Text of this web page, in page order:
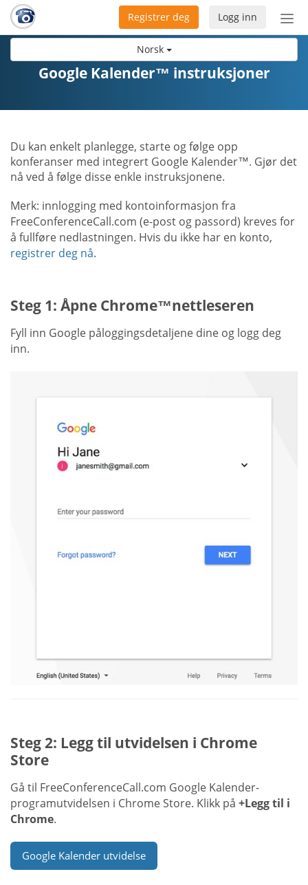
Norsk
Bytt
Logg inn
Registrer deg
Google Kalender™ instruksjoner
Du kan enkelt planlegge, starte og følge opp
konferanser med integrert Google Kalender™. Gjør det
nå ved å følge disse enkle instruksjonene.
Merk: innlogging med kontoinformasjon fra
FreeConferenceCall.com (e-post og passord) kreves for
å fullføre nedlastningen. Hvis du ikke har en konto,
registrer deg nå.
Steg 1: Åpne Chrome™nettleseren
Fyll inn Google påloggingsdetaljene dine og logg deg
inn.
Steg 2: Legg til utvidelsen i Chrome
Store
Gå til FreeConferenceCall.com Google Kalender-
programutvidelsen i Chrome Store. Klikk på +Legg til i
Chrome.
Google Kalender utvidelse